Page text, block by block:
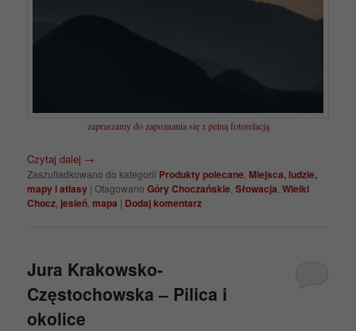
zapraszamy do zapoznania się z pełną fotorelacją
Czytaj dalej →
Zaszufladkowano do kategorii Produkty polecane Miejsca, ludzie,
mapy i atlasy |Otagowano Góry Choczańskie ,Słowacja ,Wielki
Chocz jesień ,mapa | Dodaj komentarz
Jura Krakowsko-
Częstochowska – Pilica i
okolice